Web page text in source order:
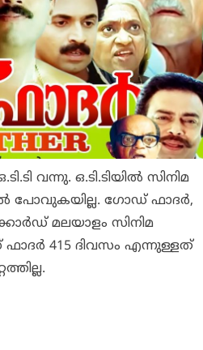
വന്നു. ഒ.ടി.ടിയിൽ സിനിമ
പോവുകയില്ല. ഗോഡ് ഫാദർ,
മലയാളം സിനിമ
415 ദിവസം എന്നുള്ളത്